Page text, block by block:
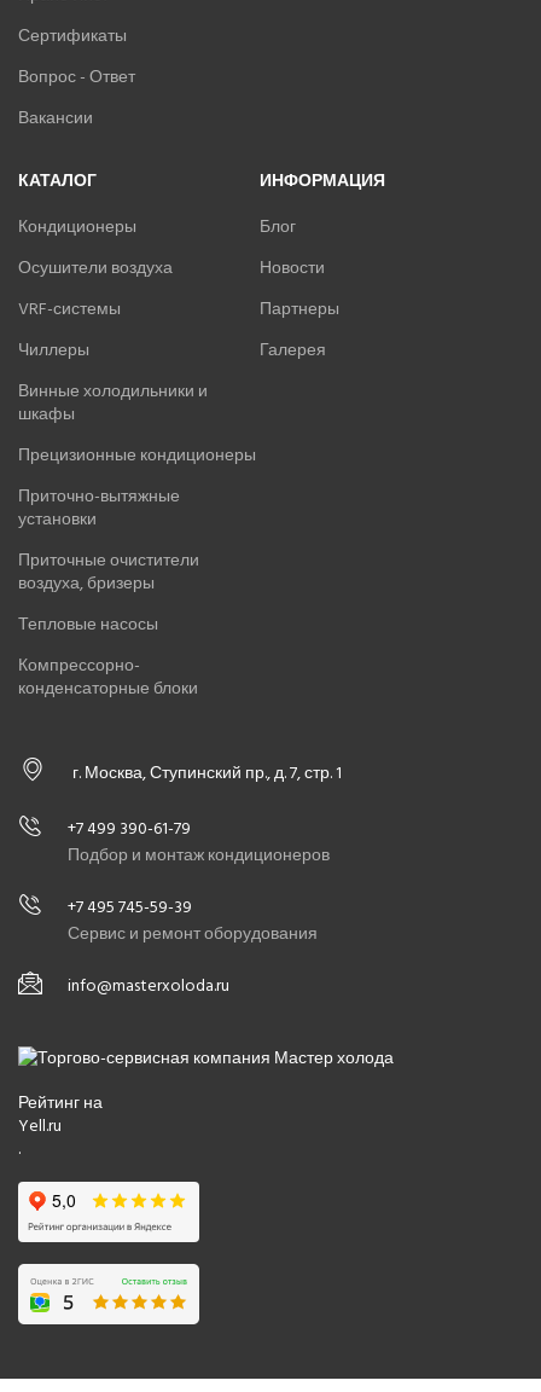
Сертификаты
Вопрос - Ответ
Вакансии
КАТАЛОГ
Кондиционеры
Осушители воздуха
VRF-системы
Чиллеры
Винные холодильники и
шкафы
Прецизионные кондиционеры
Приточно-вытяжные
установки
Приточные очистители
воздуха, бризеры
Тепловые насосы
Компрессорно-
конденсаторные блоки
ИНФОРМАЦИЯ
Блог
Новости
Партнеры
Галерея
г. Москва, Ступинский пр., д. 7, стр. 1
+7 499 390-61-79
Подбор и монтаж кондиционеров
+7 495 745-59-39
Сервис и ремонт оборудования
info@masterxoloda.ru
Рейтинг на
Yell.ru
.